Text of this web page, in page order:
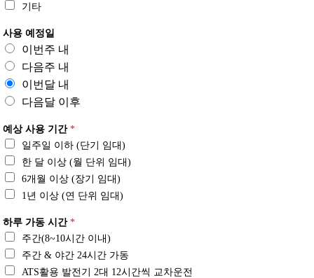
기타
사용 예정일
이번주 내
다음주 내
이번달 내
다음달 이후
예상 사용 기간 *
일주일 이하 (단기 임대)
한 달 이상 (월 단위 임대)
6개월 이상 (장기 임대)
1년 이상 (연 단위 임대)
하루 가동 시간 *
주간(8~10시간 이내)
주간 & 야간 24시간 가동
ATS활용 발전기 2대 12시간씩 교차운전